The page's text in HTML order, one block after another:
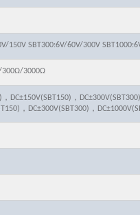
150V SBT300:6V/60V/300V
3000Ω
DC±150V(SBT150)，
，DC±300V(SBT300)，